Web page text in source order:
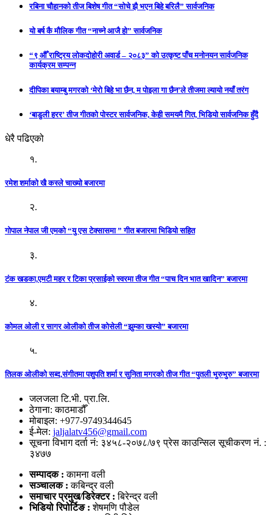
रबिना चौहानको तीज बिशेष गीत “सोचे झै भएन बिहे बरिलै” सार्वजनिक
यो बर्ष कै मौलिक गीत “नाच्ने आजै हो” सार्वजनिक
“९ औँ राष्ट्रिय लोकदोहोरी अवार्ड – २०८३” को उत्कृष्ट पाँच मनोनयन सार्वजनिक
कार्यक्रम सम्पन्न
दीपिका बयाम्बु मगरको ‘मेरो बिहे भा छैन, म पोइला गा छैन’ले तीजमा ल्यायो नयाँ तरंग
‘बाडुली हरर’ तीज गीतको पोस्टर सार्वजनिक, केही समयमै गित, भिडियो सार्वजनिक हुँदै
धेरै पढिएको
१.
रमेश शर्माको खै कस्ले चाख्यो बजारमा
२.
गोपाल नेपाल जी एमको “यु एस टेक्सासमा ” गीत बजारमा भिडियो सहित
३.
टंक खडका,एमटी महर र टिका प्रसाईको स्वरमा तीज गीत “पाच दिन भात खादिन” बजारमा
४.
कोमल ओली र सागर ओलीको तीज कोसेली “झुम्का खस्यो” बजारमा
५.
तिलक ओलीको सब्द,संगीतमा पशुपति शर्मा र सुनिता मगरको तीज गीत “पुतली भुरुभुरु” बजारमा
जलजला टि.भी. प्रा.लि.
ठेगाना: काठमाडौँ
मोबाइल: +977-9749344645
ई-मेल: jaljalatv456@gmail.com
सूचना विभाग दर्ता नं: ३४५८-२०७८/७९ प्रेस काउन्सिल सूचीकरण नं. :
३४७७
सम्पादक :कामना वली
सञ्‍चालक : कबिन्द्र वली
समाचार प्रमुख/डिरेक्टर :बिरेन्द्र वली
भिडियो रिपोर्टिङ : शेषमणि पौडेल